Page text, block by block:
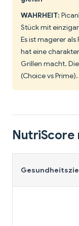
WAHRHEIT:
Stück mit
Es ist magerer
hat eine
Grillen macht.
(Choice vs Prime).
NutriScore